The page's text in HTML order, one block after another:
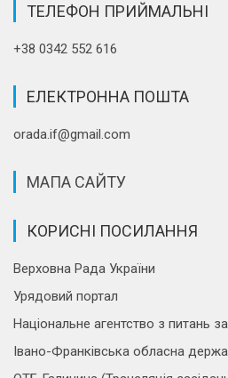
ТЕЛЕФОН ПРИЙМАЛЬНІ
+38 0342 552 616
ЕЛЕКТРОННА ПОШТА
orada.if@gmail.com
МАПА САЙТУ
КОРИСНІ ПОСИЛАННЯ
Верховна Рада України
Урядовий портал
Національне агентство з питань
Івано-Франківська обласна